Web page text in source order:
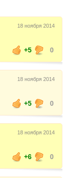
18 ноября 2014
+5
0
18 ноября 2014
+5
0
18 ноября 2014
+6
0